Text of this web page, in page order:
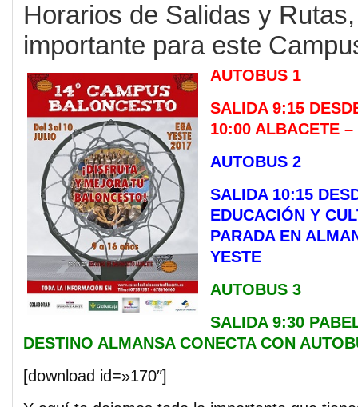
Horarios de Salidas y
importante para este
AUTOBUS 1
SALIDA 9:15
10:00 ALBACETE –
AUTOBUS 2
SALIDA 10:15
EDUCACIÓN Y
PARADA EN
YESTE
AUTOBUS 3
SALIDA 9:30
DESTINO ALMANSA CONECTA CON
[download id=»170″]